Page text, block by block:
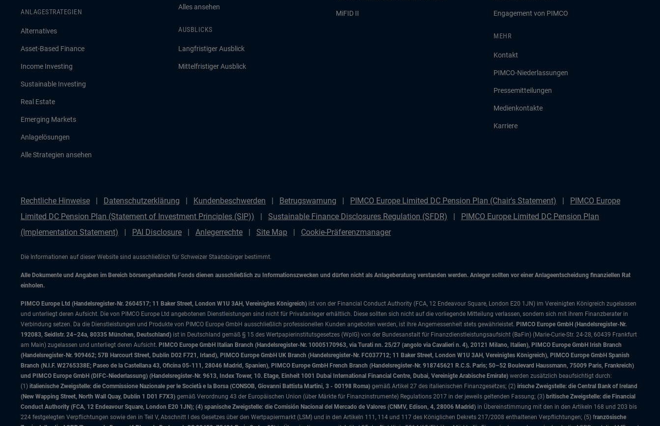
ANLAGESTRATEGIEN
Alternatives
Asset-Based Finance
Income Investing
Sustainable Investing
Real Estate
Emerging Markets
Anlagelösungen
Alle Strategien ansehen
Alles ansehen
AUSBLICKS
Langfristiger Ausblick
Mittelfristiger Ausblick
MiFID II Engagement von PIMCO
MEHR
Kontakt
PIMCO-Niederlassungen
Pressemitteilungen
Medienkontakte
Karriere
Rechtliche Hinweise Datenschutzerklärung Kundenbeschwerden Betrugswarnung PIMCO Europe Limited DC Pension Plan (Chair's Statement)
PIMCO Europe
Limited DC Pension Plan (Statement of Investment Principles (SIP))
Sustainable Finance Disclosures Regulation (SFDR)
PIMCO Europe Limited DC Pension Plan
(Implementation Statement)
PAI Disclosure Anlegerrechte Site Map Cookie-Präferenzmanager
Die Informationen auf dieser Website sind ausschließlich für Schweizer Staatsbürger bestimmt.
Alle Dokumente und Angaben im Bereich börsengehandelte Fonds dienen ausschließlich zu Informationszwecken und dürfen nicht als Anlageberatung verstanden werden. Anleger sollten vor einer Anlageentscheidung finanziellen Rat
einholen.
PIMCO Europe Ltd (Handelsregister-Nr. 2604517; 11 Baker Street, London W1U 3AH, Vereinigtes Königreich) ist von der Financial Conduct Authority (FCA, 12 Endeavour Square, London E20 1JN) im Vereinigten Königreich zugelassen
und unterliegt deren Aufsicht. Die von PIMCO Europe Ltd angebotenen Dienstleistungen sind nicht für Privatanleger erhältlich. Diese sollten sich nicht auf die vorliegende Mitteilung verlassen, sondern sich mit ihrem Finanzberater in
Verbindung setzen. Da die Dienstleistungen und Produkte von PIMCO Europe GmbH ausschließlich professionellen Kunden angeboten werden, ist ihre Angemessenheit stets gewährleistet. PIMCO Europe GmbH (Handelsregister-Nr.
192083, Seidlstr. 24–24a, 80335 München, Deutschland) ist in Deutschland gemäß § 15 des Wertpapierinstitutsgesetzes (WpIG) von der Bundesanstalt für Finanzdienstleistungsaufsicht (BaFin) (Marie-Curie-Str. 24-28, 60439 Frankfurt
am Main) zugelassen und unterliegt deren Aufsicht. PIMCO Europe GmbH Italian Branch (Handelsregister-Nr. 10005170963, via Turati nn. 25/27 (angolo via Cavalieri n. 4), 20121 Milano, Italien), PIMCO Europe GmbH Irish Branch
(Handelsregister-Nr. 909462; 57B Harcourt Street, Dublin D02 F721, Irland), PIMCO Europe GmbH UK Branch (Handelsregister-Nr. FC037712; 11 Baker Street, London W1U 3AH, Vereinigtes Königreich), PIMCO Europe GmbH Spanish
Branch (N.I.F. W2765338E; Paseo de la Castellana 43, Oficina 05-111, 28046 Madrid, Spanien), PIMCO Europe GmbH French Branch (Handelsregister-Nr. 918745621 R.C.S. Paris; 50–52 Boulevard Haussmann, 75009 Paris, Frankreich)
und PIMCO Europe GmbH (DIFC-Niederlassung) (Handelsregister-Nr. 9613, Index Tower, 10. Etage, Einheit 1001 Dubai International Financial Centre, Dubai, Vereinigte Arabische Emirate) werden zusätzlich beaufsichtigt durch:
(1) italienische Zweigstelle: die Commissione Nazionale per le Società e la Borsa (CONSOB, Giovanni Battista Martini, 3 - 00198 Roma) gemäß Artikel 27 des italienischen Finanzgesetzes; (2) irische Zweigstelle: die Central Bank of Ireland
(New Wapping Street, North Wall Quay, Dublin 1 D01 F7X3) gemäß Verordnung 43 der Europäischen Union (über Märkte für Finanzinstrumente) Regulations 2017 in der jeweils geltenden Fassung; (3) britische Zweigstelle: die Financial
Conduct Authority (FCA, 12 Endeavour Square, London E20 1JN); (4) spanische Zweigstelle: die Comisión Nacional del Mercado de Valores (CNMV, Edison, 4, 28006 Madrid) in Übereinstimmung mit den in den Artikeln 168 und 203 bis
224 festgelegten Verpflichtungen sowie den in Teil V, Abschnitt I des Gesetzes über den Wertpapiermarkt (LSM) und in den Artikeln 111, 114 und 117 des Königlichen Dekrets 217/2008 enthaltenen Verpflichtungen; (5) französische